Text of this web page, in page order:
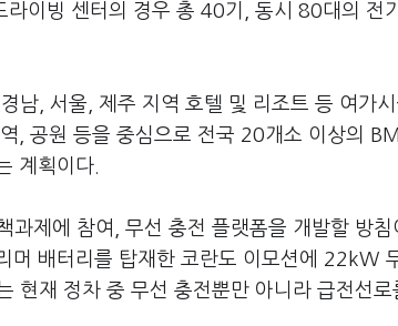
이빙 센터의 경우 총 40기, 동시 80대의 전
남, 서울, 제주 지역 호텔 및 리조트 등 여가
, 공원 등을 중심으로 전국 20개소 이상의
계획이다.
과제에 참여, 무선 충전 플랫폼을 개발할 방
배터리를 탑재한 코란도 이모션에 22kW
현재 정차 중 무선 충전뿐만 아니라 급전선로